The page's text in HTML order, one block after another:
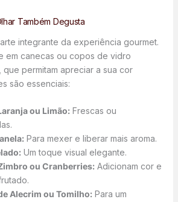
Também Degusta
integrante da experiência gourmet.
em canecas ou copos de vidro
que permitam apreciar a sua cor
são essenciais:
ou Limão:Frescas ou
Para mexer e liberar mais aroma.
Um toque visual elegante.
ou Cranberries:Adicionam cor e
Alecrim ou Tomilho:Para um